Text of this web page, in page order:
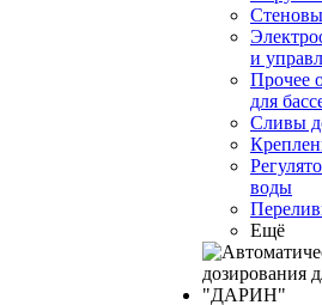
и
Прочее
для
Сливы
воды
Ещё